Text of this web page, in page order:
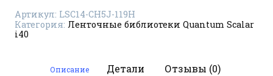
Артикул: LSC14-CH5J-119H
Категория: Ленточные библиотеки Quantum Scalar
i40
Описание Детали Отзывы (0)